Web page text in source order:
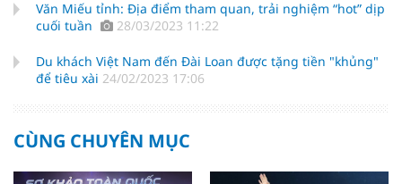
Văn Miếu tỉnh: Địa điểm tham quan, trải nghiệm “hot” dịp
cuối tuần
28/03/2023 11:22
Du khách Việt Nam đến Đài Loan được tặng tiền "khủng"
để tiêu xài 24/02/2023 17:06
CÙNG CHUYÊN MỤC